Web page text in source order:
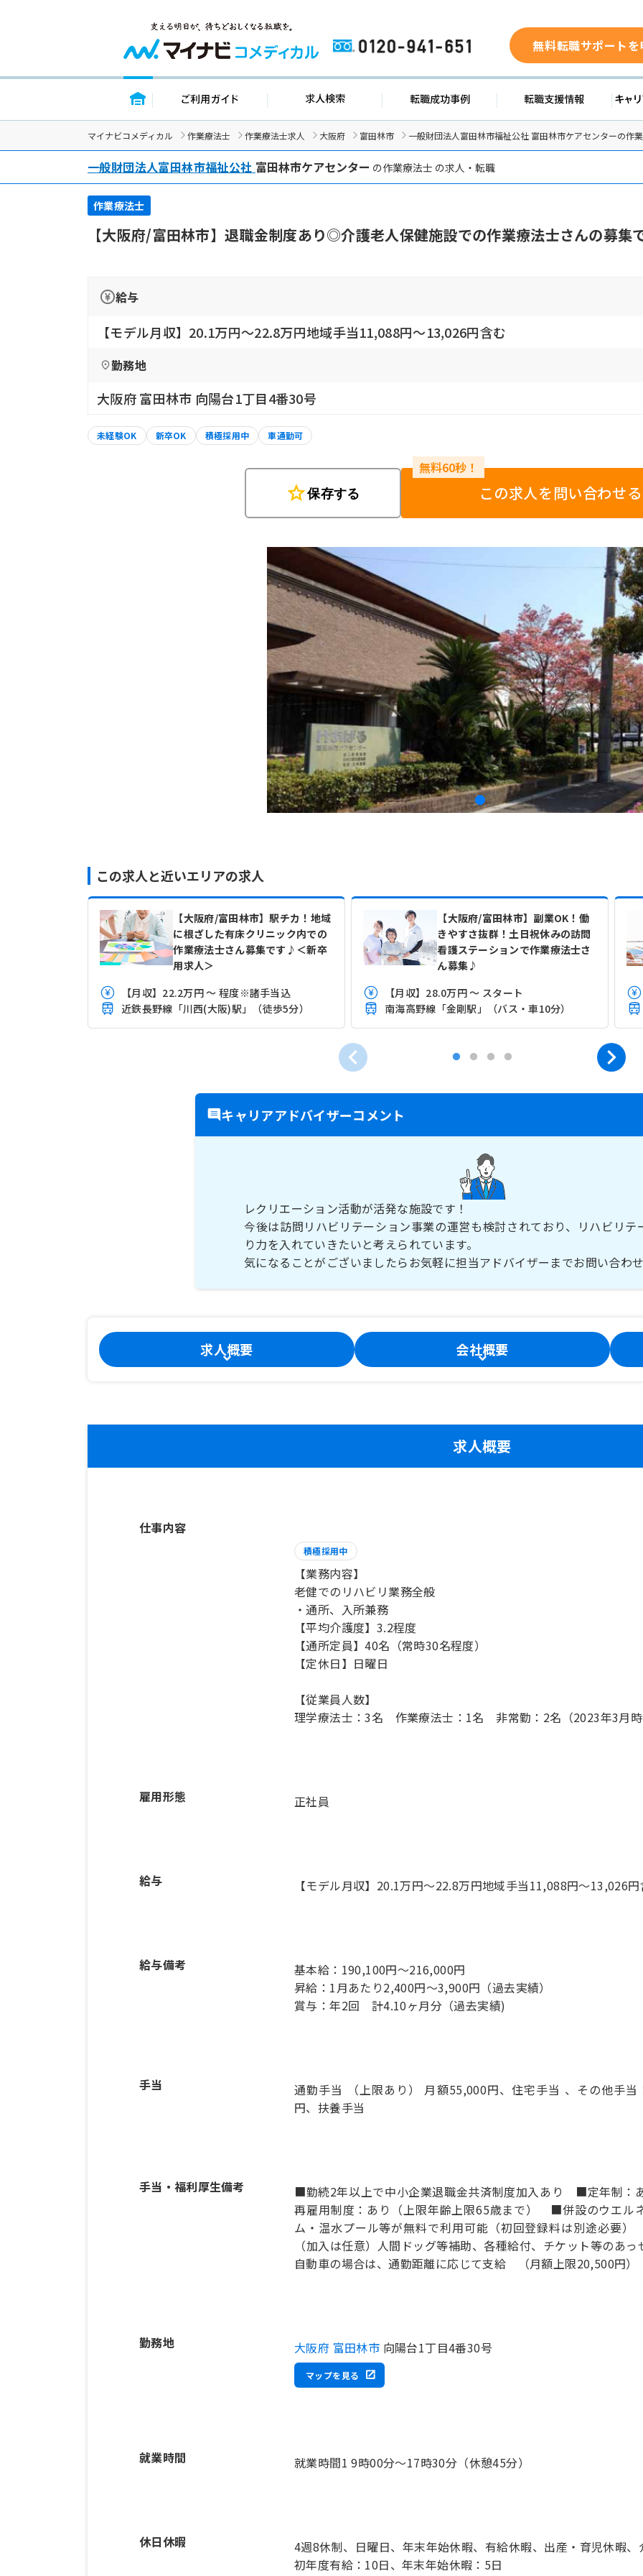
0120-941-651 無料転職サポート
トップページ ご利用ガイド 求人検索 転職成功事例 転職支援
マイナビコメディカル 作業療法士 作業療法士求人 大阪府 富田林市 一般財団法人富田林市福祉公社 富田林市ケアセンターの作
一般財団法人富田林市福祉公社 富田林市ケアセンター の作業療法士 の求人・転職
作業療法士
【大阪府/富田林市】退職金制度あり◎介護老人保健施設での作業療法士さんの募
給与
【モデル月収】20.1万円〜22.8万円地域手当11,088円～13,026円含む
勤務地
大阪府 富田林市 向陽台1丁目4番30号
未経験OK 新卒OK 積極採用中 車通勤可
star保存する この求人を問い合わせる
この求人と近いエリアの求人
【大阪府/富田林市】駅チカ！地域
に根ざした有床クリニック内での
作業療法士さん募集です♪＜新卒
用求人＞
【月収】22.2万円 ～ 程度※諸手当込
近鉄長野線「川西(大阪)駅」（徒歩5分）
【大阪府/富田林市】副業OK！働
きやすさ抜群！土日祝休みの訪問
看護ステーションで作業療法士さ
ん募集♪
【月収】28.0万円 ～ スタート
南海高野線「金剛駅」（バス・車10分）
キャリアアドバイザーコメント
レクリエーション活動が活発な施設です！
今後は訪問リハビリテーション事業の運営も検討されており、リハビリテ
り力を入れていきたいと考えられています。
気になることがございましたらお気軽に担当アドバイザーまでお問い合わ
求人概要 会社概要
求人概要
仕事内容
積極採用中
【業務内容】
老健でのリハビリ業務全般
・通所、入所兼務
【平均介護度】3.2程度
【通所定員】40名（常時30名程度）
【定休日】日曜日
【従業員人数】
理学療法士：3名 作業療法士：1名 非常勤：2名（2023年3月
雇用形態 正社員
給与 【モデル月収】20.1万円〜22.8万円地域手当11,088円～13,026
給与備考
基本給：190,100円～216,000円
昇給：1月あたり2,400円～3,900円（過去実績）
賞与：年2回 計4.10ヶ月分（過去実績)
手当
通勤手当 （上限あり） 月額55,000円、住宅手当 、その他手
円、扶養手当
手当・福利厚生備考
■勤続2年以上で中小企業退職金共済制度加入あり ■定年制
再雇用制度：あり（上限年齢上限65歳まで） ■併設のウエル
ム・温水プール等が無料で利用可能（初回登録料は別途必要
（加入は任意）人間ドッグ等補助、各種給付、チケット等の
勤務地 大阪府 富田林市 向陽台1丁目4番30号
マップを見る
就業時間 就業時間1 9時00分〜17時30分（休憩45分）
休日休暇
4週8休制、日曜日、年末年始休暇、有給休暇、出産・育児休暇
初年度有給：10日、年末年始休暇：5日